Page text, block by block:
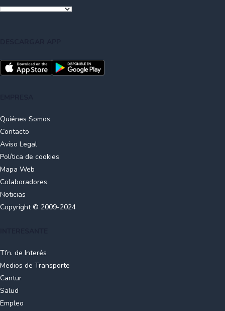
Quiénes Somos
Contacto
Aviso Legal
Política de cookies
Mapa Web
Colaboradores
Noticias
Copyright © 2009-2024
Tfn. de Interés
Medios de Transporte
Cantur
Salud
Empleo